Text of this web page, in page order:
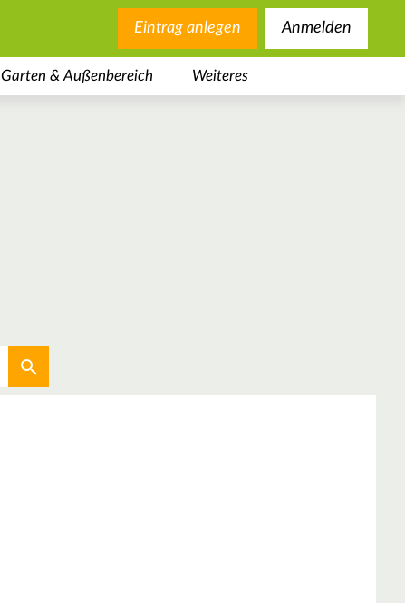
Eintrag anlegen Anmelden
Garten & Außenbereich Weiteres
Aktuellen Standort verwenden